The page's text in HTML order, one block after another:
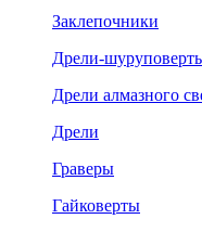
Заклепочники
Дрели-
Дрели алмазного
Дрели
Граверы
Гайковерты